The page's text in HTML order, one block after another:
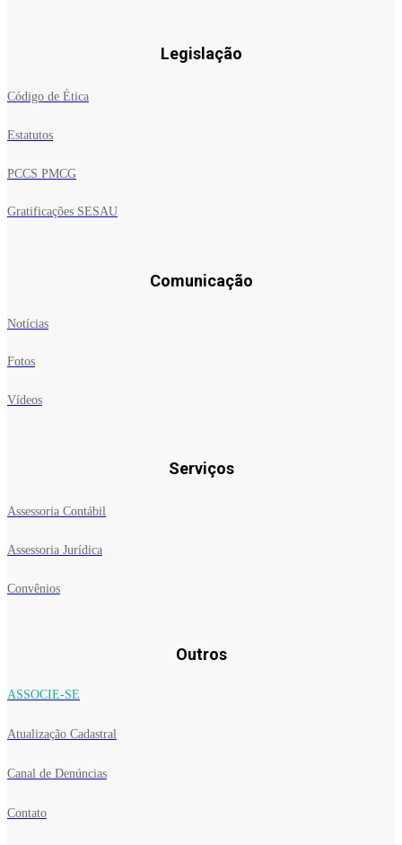
Legislação
Código de Ética
Estatutos
PCCS PMCG
Gratificações SESAU
Comunicação
Notícias
Fotos
Vídeos
Serviços
Assessoria Contábil
Assessoria Jurídica
Convênios
Outros
ASSOCIE-SE
Atualização Cadastral
Canal de Denúncias
Contato